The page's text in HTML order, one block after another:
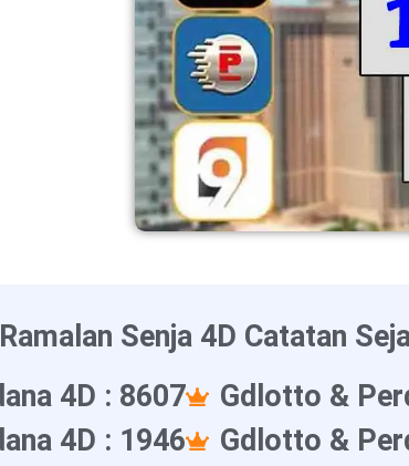
Senja 4D Catatan
4D : 8607
Gdlotto &
4D : 1946
Gdlotto &